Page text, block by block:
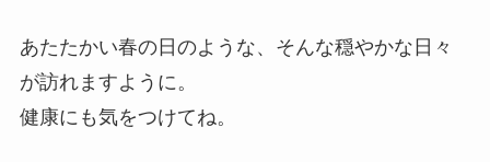
あたたかい春の日のような、そんな穏やかな日々
が訪れますように。
健康にも気をつけてね。